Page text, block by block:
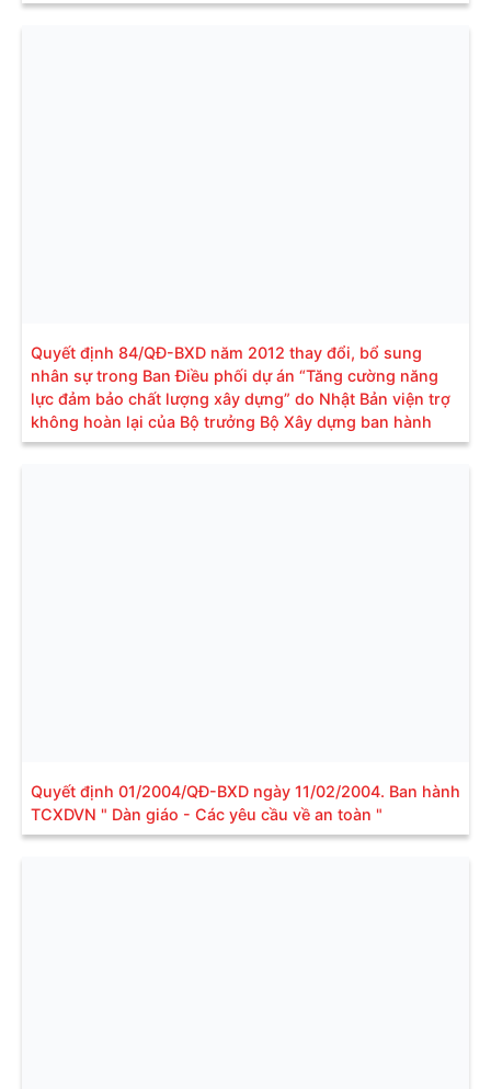
Quyết định 84/QĐ-BXD năm 2012 thay đổi, bổ sung
nhân sự trong Ban Điều phối dự án “Tăng cường năng
lực đảm bảo chất lượng xây dựng” do Nhật Bản viện trợ
không hoàn lại của Bộ trưởng Bộ Xây dựng ban hành
Quyết định 01/2004/QĐ-BXD ngày 11/02/2004. Ban hành
TCXDVN " Dàn giáo - Các yêu cầu về an toàn "